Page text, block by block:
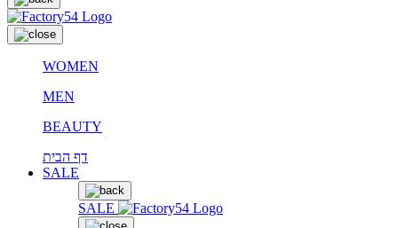
WOMEN
MEN
BEAUTY
דף הבית
SALE
SALE